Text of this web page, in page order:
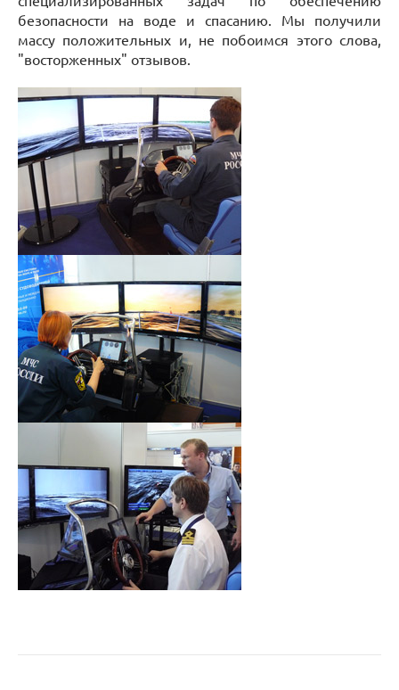
безопасности на воде и спасанию. Мы получили
массу положительных и, не побоимся этого слова,
"восторженных" отзывов.